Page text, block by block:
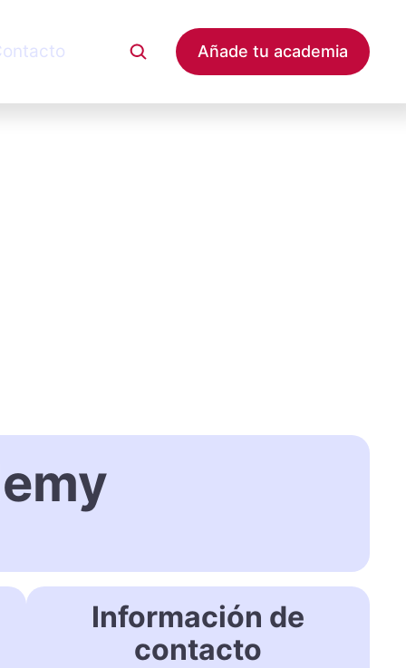
Añade tu academia
Información de
contacto